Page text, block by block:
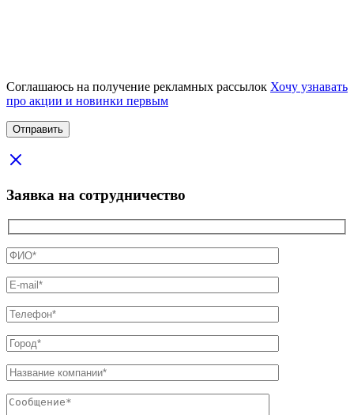
Соглашаюсь на получение рекламных рассылок Хочу узнавать
про акции и новинки первым
Заявка на сотрудничество